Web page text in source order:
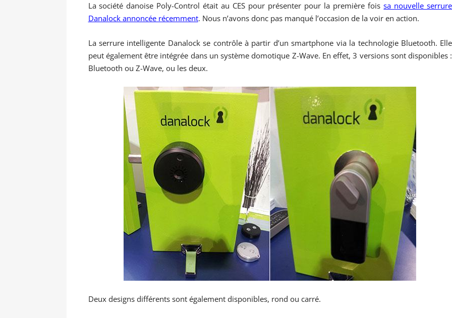
La société danoise Poly-Control était au CES pour présenter pour la première foissa nouvelle serrure
Danalock annoncée récemment. Nous n’avons donc pas manqué l’occasion de la voir en action.
La serrure intelligente Danalock se contrôle à partir d’un smartphone via la technologie Bluetooth. Elle
peut également être intégrée dans un système domotique Z-Wave. En effet, 3 versions sont disponibles :
Bluetooth ou Z-Wave, ou les deux.
Deux designs différents sont également disponibles, rond ou carré.